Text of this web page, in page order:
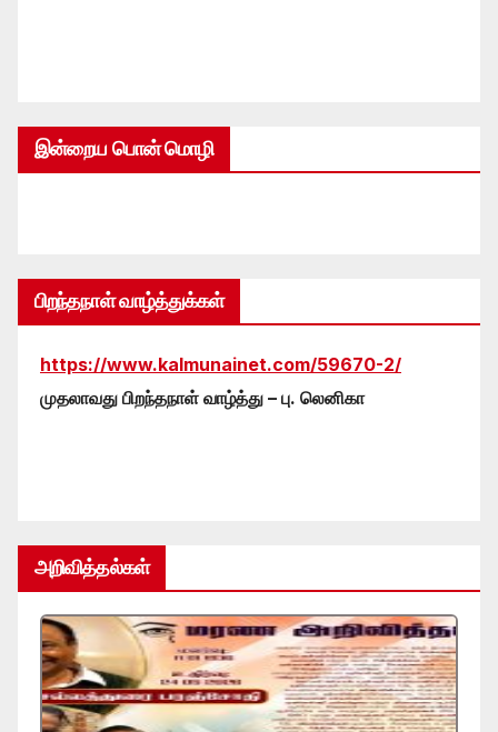
இன்றைய பொன் மொழி
பிறந்தநாள் வாழ்த்துக்கள்
https://www.kalmunainet.com/59670-2/
முதலாவது பிறந்தநாள் வாழ்த்து – பு. லெனிகா
அறிவித்தல்கள்